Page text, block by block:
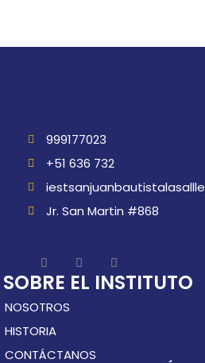
999177023
+51 636 732
Jr. San Martin #868
SOBRE EL INSTITUTO
NOSOTROS
HISTORIA
CONTÁCTANOS